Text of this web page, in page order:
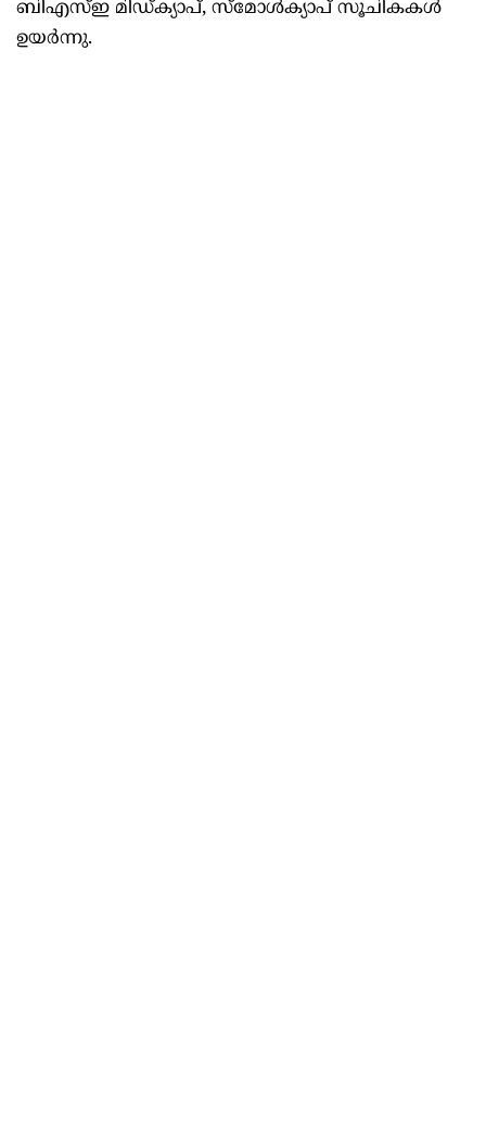
ബിഎസ്ഇ മിഡ്ക്യാപ്, സ്‌മോള്‍ക്യാപ് സൂചികകള്‍
ഉയര്‍ന്നു.